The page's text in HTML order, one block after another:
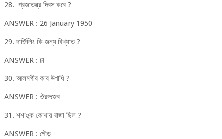
28. প্রজাতন্ত্র দিবস কবে ?
ANSWER : 26 January 1950
29. দার্জিলিং কি জন্য বিখ্যাত ?
ANSWER : চা
30. আলমগীর কার উপাধি ?
ANSWER : ঔরঙ্গজেব
31. শশাঙ্ক কোথায় রাজা ছিল ?
ANSWER : গৌড়